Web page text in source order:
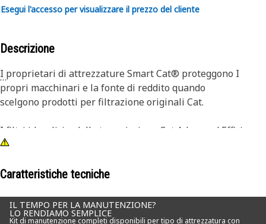
Esegui l'accesso per visualizzare il prezzo del cliente
Descrizione
I proprietari di attrezzature Smart Cat® proteggono I
propri macchinari e la fonte di reddito quando
scelgono prodotti per filtrazione originali Cat.
I filtri idraulici e della trasmissione Cat Advanced Efficiency
garantiscono un maggiore controllo della contaminazione
superiore. Utilizzando materiali filtranti migliorati, i nostri
caratteristiche di caduta di pressione inferiori.
Caratteristiche tecniche
IL TEMPO PER LA MANUTENZIONE?
LO RENDIAMO SEMPLICE
Kit di manutenzione completi disponibili per tipo di attrezzatura con